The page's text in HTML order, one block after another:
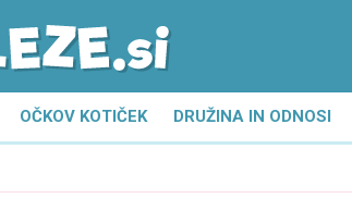
OČKOV KOTIČEK DRUŽINA IN ODNOSI